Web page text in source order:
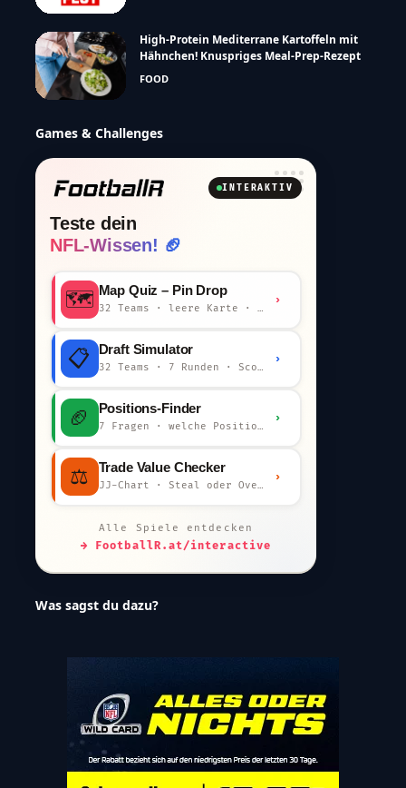
High-Protein Mediterrane Kartoffeln mit
Hähnchen! Knuspriges Meal-Prep-Rezept
FOOD
Games & Challenges
INTERAKTIV
Teste dein
NFL-Wissen! 🏈
🗺️ Map Quiz – Pin Drop
32 Teams · leere Karte · km-Wertung
›
📋 Draft Simulator
32 Teams · 7 Runden · Scout-Kommentar
›
🏈 Positions-Finder
7 Fragen · welche Position bist du?
›
⚖️ Trade Value Checker
JJ-Chart · Steal oder Overpay?
›
Alle Spiele entdecken
→ FootballR.at/interactive
Was sagst du dazu?